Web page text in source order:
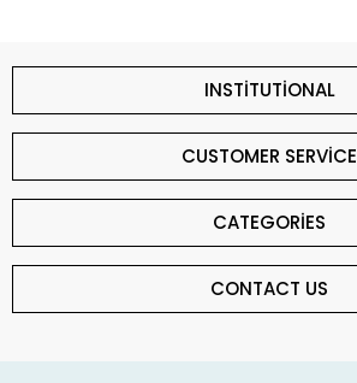
INSTİTUTİONAL
CUSTOMER SERVİCE
CATEGORİES
CONTACT US